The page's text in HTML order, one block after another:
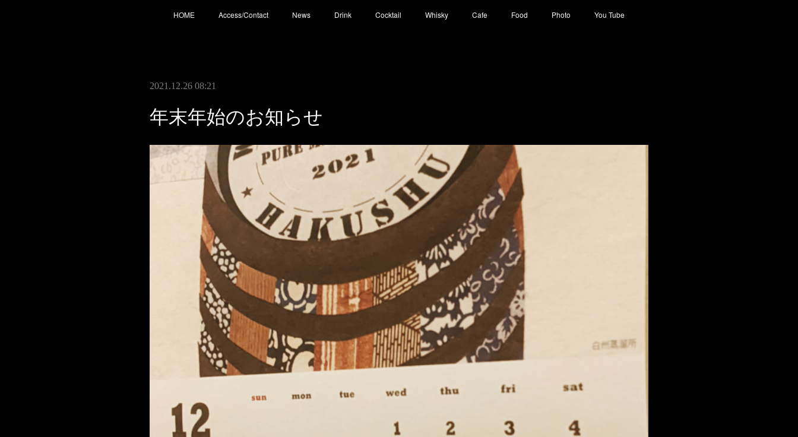
HOME Access/Contact News Drink Cocktail Whisky Cafe Food Photo You Tube
2021.12.26 08:21
年末年始のお知らせ